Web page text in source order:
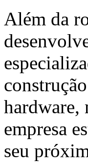
Além da
hardware,
empresa
seu